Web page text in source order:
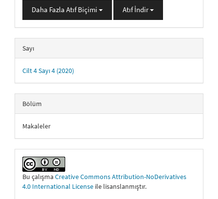
Daha Fazla Atıf Biçimi Atıf İndir
Sayı
Cilt 4 Sayı 4 (2020)
Bölüm
Makaleler
Bu çalışma Creative Commons Attribution-NoDerivatives
4.0 International License ile lisanslanmıştır.